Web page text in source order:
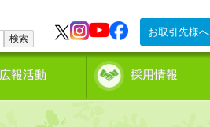
お取引先様へ
検索
報活動 採用情報